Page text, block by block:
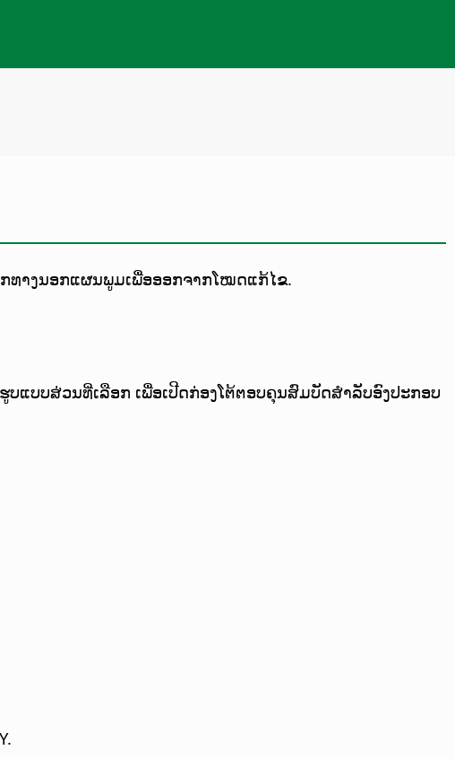
າງນອກແຜນພູມເພື່ອອອກຈາກໂໝດແກ້ໄຂ.
ແບບສ່ວນທີ່ເລືອກ ເພື່ອເປີດກ່ອງໂຕ້ຕອບຄຸນສົມບັດສຳລັບອົງປະກອບ